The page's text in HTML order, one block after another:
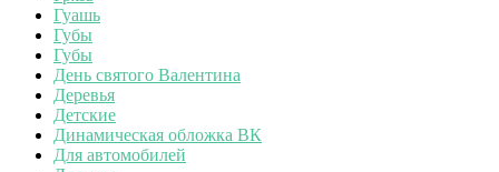
Гуашь
Губы
Губы
День святого Валентина
Деревья
Детские
Динамическая обложка ВК
Для автомобилей